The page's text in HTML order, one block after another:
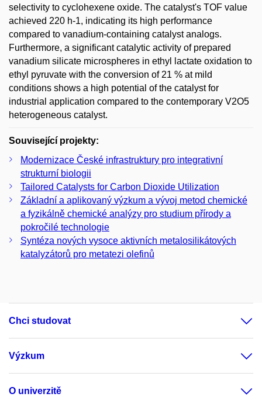
selectivity to cyclohexene oxide. The catalyst's TOF value
achieved 220 h-1, indicating its high performance
compared to vanadium-containing catalyst analogs.
Furthermore, a significant catalytic activity of prepared
vanadium silicate microspheres in ethyl lactate oxidation to
ethyl pyruvate with the conversion of 21 % at mild
conditions shows a high potential of the catalyst for
industrial application compared to the contemporary V2O5
heterogeneous catalyst.
Související projekty:
Modernizace České infrastruktury pro integrativní
strukturní biologii
Tailored Catalysts for Carbon Dioxide Utilization
Základní a aplikovaný výzkum a vývoj metod chemické
a fyzikálně chemické analýzy pro studium přírody a
pokročilé technologie
Syntéza nových vysoce aktivních metalosilikátových
katalyzátorů pro metatezi olefinů
Chci studovat
Výzkum
O univerzitě